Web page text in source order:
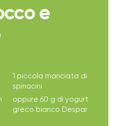
e
1 piccola manciata di
spinacini
oppure 60 g di yogurt
greco bianco Despar